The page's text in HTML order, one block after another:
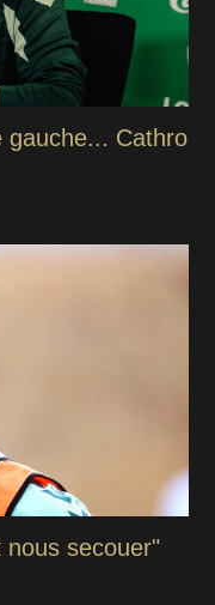
gauche... Cathro
nous secouer"